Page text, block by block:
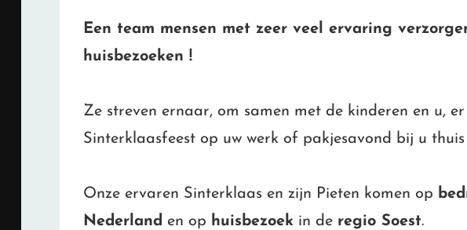
Een team mensen met zeer veel ervaring
huisbezoeken !
Ze streven ernaar, om samen met de kinderen en u,
Sinterklaasfeest op uw werk of pakjesavond bij u
Onze ervaren Sinterklaas en zijn Pieten komen op
Nederland en op huisbezoekin de regio Soest.